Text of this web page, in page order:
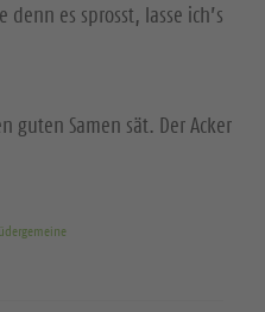
es sprosst, lasse ich’s
guten Samen sät. Der Acker